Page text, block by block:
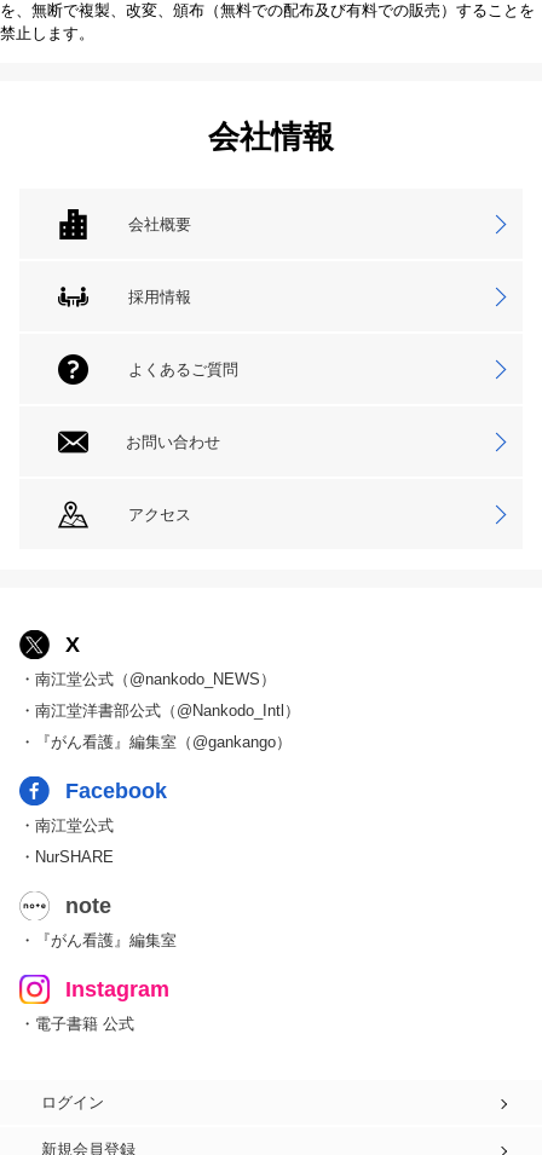
を、無断で複製、改変、頒布（無料での配布及び有料での販売）することを
禁止します。
会社情報
会社概要
採用情報
よくあるご質問
お問い合わせ
アクセス
X
・南江堂公式（@nankodo_NEWS）
・南江堂洋書部公式（@Nankodo_Intl）
・『がん看護』編集室（@gankango）
Facebook
・南江堂公式
・NurSHARE
note
・『がん看護』編集室
Instagram
・電子書籍 公式
ログイン
新規会員登録